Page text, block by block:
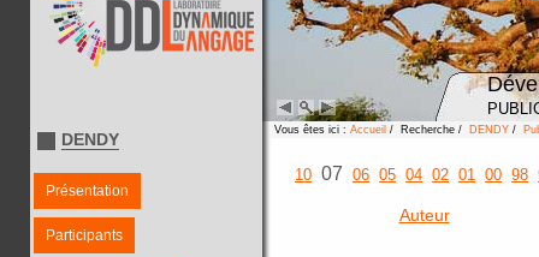
DENDY
Présentation
Participants
Vous êtes ici : Accueil / Recherche / DENDY /
10 07 06 05 04 02 01 00 98
Auteur